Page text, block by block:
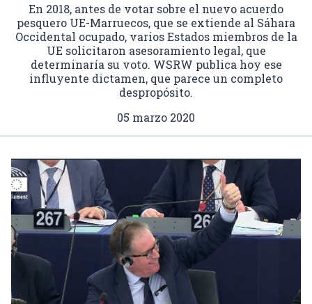
En 2018, antes de votar sobre el nuevo acuerdo
pesquero UE-Marruecos, que se extiende al Sáhara
Occidental ocupado, varios Estados miembros de la
UE solicitaron asesoramiento legal, que
determinaría su voto. WSRW publica hoy ese
influyente dictamen, que parece un completo
despropósito.
05 marzo 2020